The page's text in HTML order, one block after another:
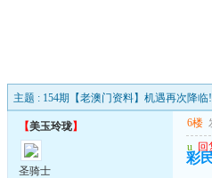
主题 : 154期【老澳门资料】机遇再次降临!
【美玉玲珑】
圣骑士
6楼
u 回
彩